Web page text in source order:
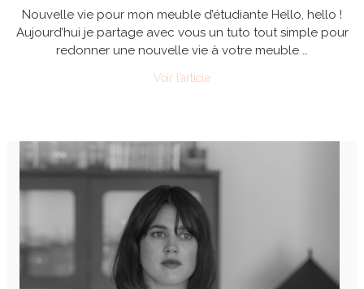
Nouvelle vie pour mon meuble d’étudiante Hello, hello !
Aujourd’hui je partage avec vous un tuto tout simple pour
redonner une nouvelle vie à votre meuble …
Voir l’article